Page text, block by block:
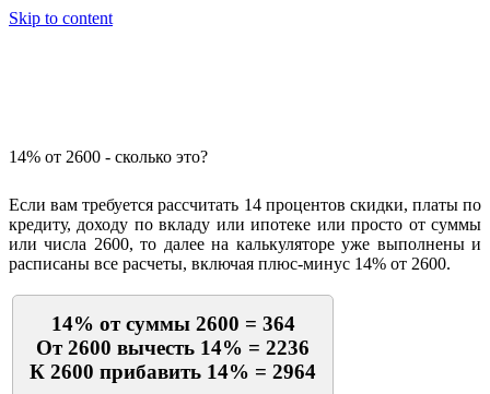
Skip to content
14% от 2600 - сколько это?
Если вам требуется рассчитать 14 процентов скидки, платы по
кредиту, доходу по вкладу или ипотеке или просто от суммы
или числа 2600, то далее на калькуляторе уже выполнены и
расписаны все расчеты, включая плюс-минус 14% от 2600.
14% от суммы 2600 = 364
От 2600 вычесть 14% = 2236
К 2600 прибавить 14% = 2964